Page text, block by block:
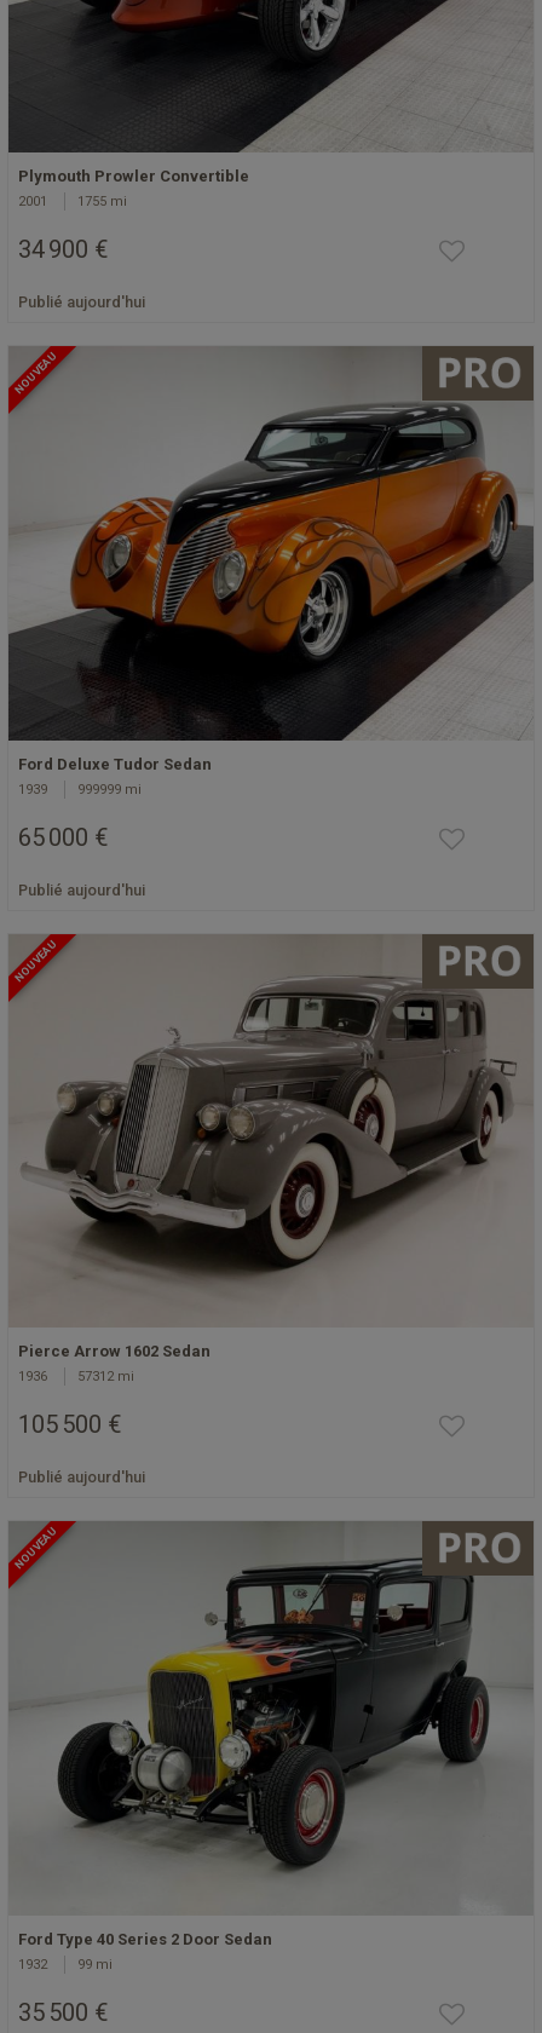
Plymouth Prowler Convertible
2001 1755 mi
34 900 €
Publié aujourd'hui
NOUVEAU
Ford Deluxe Tudor Sedan
1939 999999 mi
65 000 €
Publié aujourd'hui
NOUVEAU
Pierce Arrow 1602 Sedan
1936 57312 mi
105 500 €
Publié aujourd'hui
NOUVEAU
Ford Type 40 Series 2 Door Sedan
1932 99 mi
35 500 €